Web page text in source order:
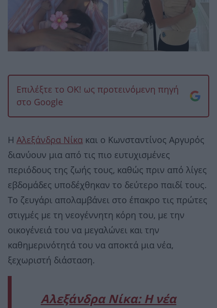
Επιλέξτε το OK! ως προτεινόμενη πηγή
στο Google
Η Αλεξάνδρα Νίκα και ο Κωνσταντίνος Αργυρός
διανύουν μια από τις πιο ευτυχισμένες
περιόδους της ζωής τους, καθώς πριν από λίγες
εβδομάδες υποδέχθηκαν το δεύτερο παιδί τους.
Το ζευγάρι απολαμβάνει στο έπακρο τις πρώτες
στιγμές με τη νεογέννητη κόρη του, με την
οικογένειά του να μεγαλώνει και την
καθημερινότητά του να αποκτά μια νέα,
ξεχωριστή διάσταση.
Αλεξάνδρα Νίκα: Η νέα